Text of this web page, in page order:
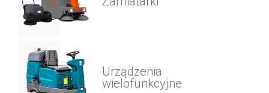
Urządzenia
wielofunkcyjne